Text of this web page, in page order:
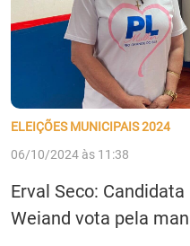
ELEIÇÕES MUNICIPAIS 2024
06/10/2024 às 11:38
Erval Seco:
Weiand vota pela